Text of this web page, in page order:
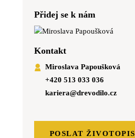
Přidej se k nám
Kontakt
Miroslava Papoušková
+420 513 033 036
kariera@drevodilo.cz
POSLAT ŽIVOTOPIS